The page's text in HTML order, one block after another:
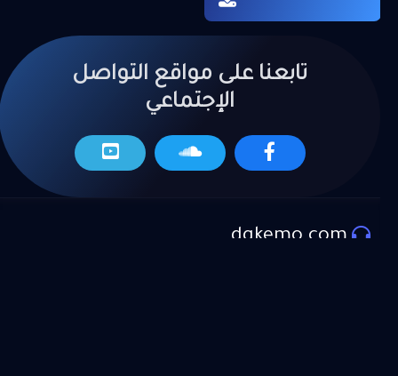
تابعنا على مواقع التواصل
الإجتماعي
dgkemo.com